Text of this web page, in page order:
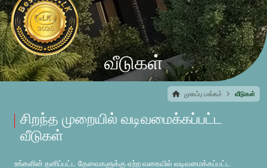
வீடுகள்
முகப்பு பக்கம் வீடுகள்
சிறந்த முறையில் வடிவமைக்கப்பட்ட
வீடுகள்
உங்களின் தனிப்பட்ட தேவைகளுக்கு ஏற்ற வகையில் வடிவமைக்கப்பட்ட